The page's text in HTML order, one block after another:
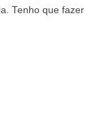
Tenho que fazer